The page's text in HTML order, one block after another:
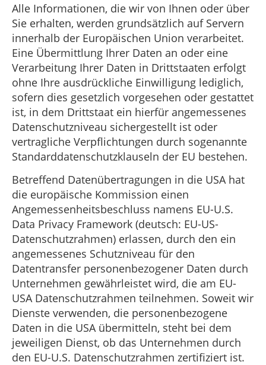
Alle Informationen, die wir von Ihnen oder über
Sie erhalten, werden grundsätzlich auf Servern
innerhalb der Europäischen Union verarbeitet.
Eine Übermittlung Ihrer Daten an oder eine
Verarbeitung Ihrer Daten in Drittstaaten erfolgt
ohne Ihre ausdrückliche Einwilligung lediglich,
sofern dies gesetzlich vorgesehen oder gestattet
ist, in dem Drittstaat ein hierfür angemessenes
Datenschutzniveau sichergestellt ist oder
vertragliche Verpflichtungen durch sogenannte
Standarddatenschutzklauseln der EU bestehen.
Betreffend Datenübertragungen in die USA hat
die europäische Kommission einen
Angemessenheitsbeschluss namens EU-U.S.
Data Privacy Framework (deutsch: EU-US-
Datenschutzrahmen) erlassen, durch den ein
angemessenes Schutzniveau für den
Datentransfer personenbezogener Daten durch
Unternehmen gewährleistet wird, die am EU-
USA Datenschutzrahmen teilnehmen. Soweit wir
Dienste verwenden, die personenbezogene
Daten in die USA übermitteln, steht bei dem
jeweiligen Dienst, ob das Unternehmen durch
den EU-U.S. Datenschutzrahmen zertifiziert ist.